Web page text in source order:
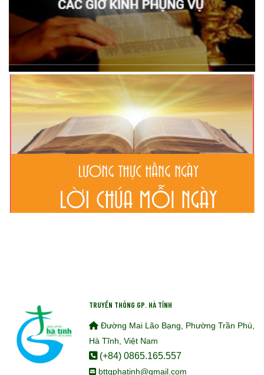
TRUYỀN THÔNG GP. HÀ TĨNH
Đường Mai Lão Bạng, Phường Trần Phú,
Hà Tĩnh, Việt Nam
(+84) 0865.165.557
bttgphatinh@gmail.com